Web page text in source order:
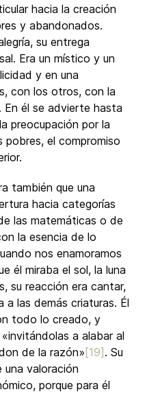
hacia la creación
y abandonados.
su entrega
Era un místico y un
y en una
con los otros, con la
En él se advierte hasta
preocupación por la
pobres, el compromiso
también que una
hacia categorías
las matemáticas o de
la esencia de lo
nos enamoramos
él miraba el sol, la luna
su reacción era cantar,
a las demás criaturas. Él
todo lo creado, y
a alabar al
de la razón» [19] . Su
una valoración
porque para él